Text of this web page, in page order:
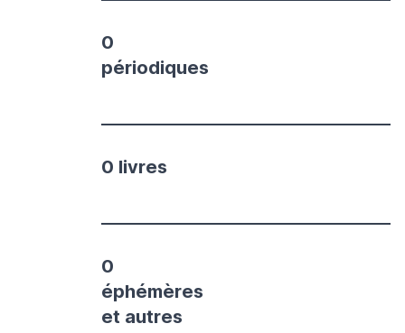
0
périodiques
0 livres
0
éphémères
et autres